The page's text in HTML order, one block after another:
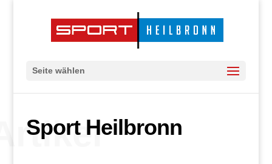
Seite wählen
Sport Heilbronn